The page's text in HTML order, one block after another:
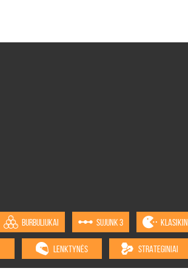
BURBULIUKAI SUJUNK 3
LENKTYNĖS STRATEGINIAI